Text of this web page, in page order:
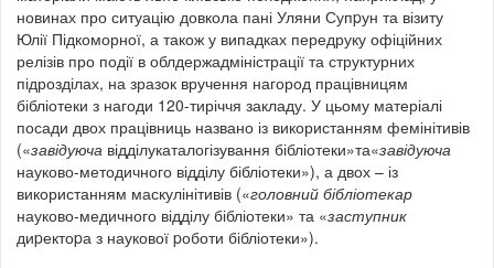
новинах про ситуацію довкола пані Уляни Супpун та візиту
Юлії Підкоморної, а також у випадках передруку офіційних
релізів про події в облдержадміністрації та структурних
підрозділах, на зразок вручення нагород працівницям
бібліотеки з нагоди 120-тиріччя закладу. У цьому матеріалі
посади двох працівниць названо із використанням фемінітивів
(«завідуюча відділукаталогізування бібліотеки»та«завідуюча
науково-методичного відділу бібліотеки»), а двох – із
використанням маскулінітивів («головний бібліотекар
науково-медичного відділу бібліотеки» та «заступник
диpектоpа з наукової pоботи бібліотеки»).